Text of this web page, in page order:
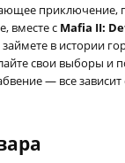
приключение,
вместе с Mafia II:
в истории
свои выборы и
— все зависит